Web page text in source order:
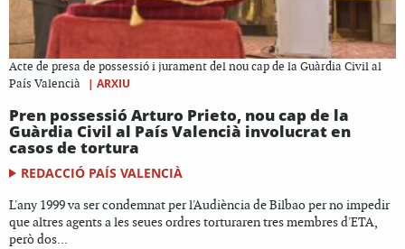
Acte de presa de possessió i jurament del nou cap de la Guàrdia Civil al
País Valencià
| ARXIU
Pren possessió Arturo Prieto, nou cap de la
Guàrdia Civil al País Valencià involucrat en
casos de tortura
REDACCIÓ PAÍS VALENCIÀ
L'any 1999 va ser condemnat per l'Audiència de Bilbao per no impedir
que altres agents a les seues ordres torturaren tres membres d'ETA,
però dos...